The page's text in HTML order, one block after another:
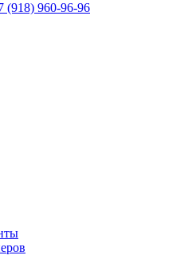
(918) 960-96-96